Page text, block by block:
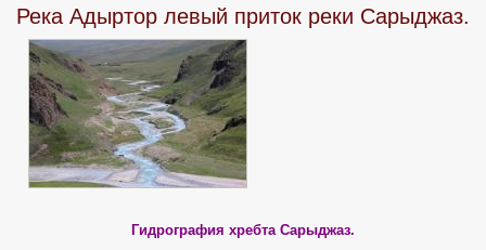
Река Адыртор левый приток реки Сарыджаз.
Гидрография хребта Сарыджаз.